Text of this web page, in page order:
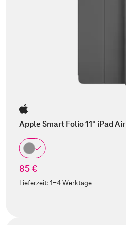
Apple Smart Folio 11" iPad Air
85 €
Lieferzeit:1-4 Werktage